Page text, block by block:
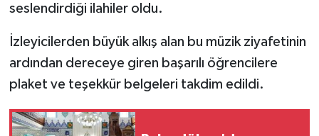
seslendirdiği ilahiler oldu.
İzleyicilerden büyük alkış alan bu müzik ziyafetinin
ardından dereceye giren başarılı öğrencilere
plaket ve teşekkür belgeleri takdim edildi.